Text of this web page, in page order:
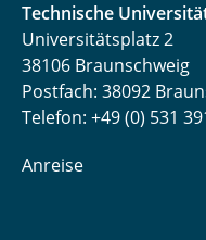
Technische
Universitätsplatz 2
38106 Braunschweig
Postfach: 38092
Telefon: +49 (0) 531
Anreise